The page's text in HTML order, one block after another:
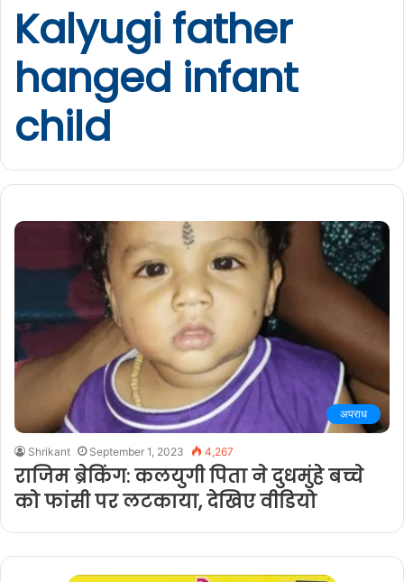
Kalyugi father
hanged infant
child
अपराध
Shrikant September 1, 2023 4,267
राजिम ब्रेकिंग: कलयुगी पिता ने दुधमुंहे बच्चे
को फांसी पर लटकाया, देखिए वीडियो